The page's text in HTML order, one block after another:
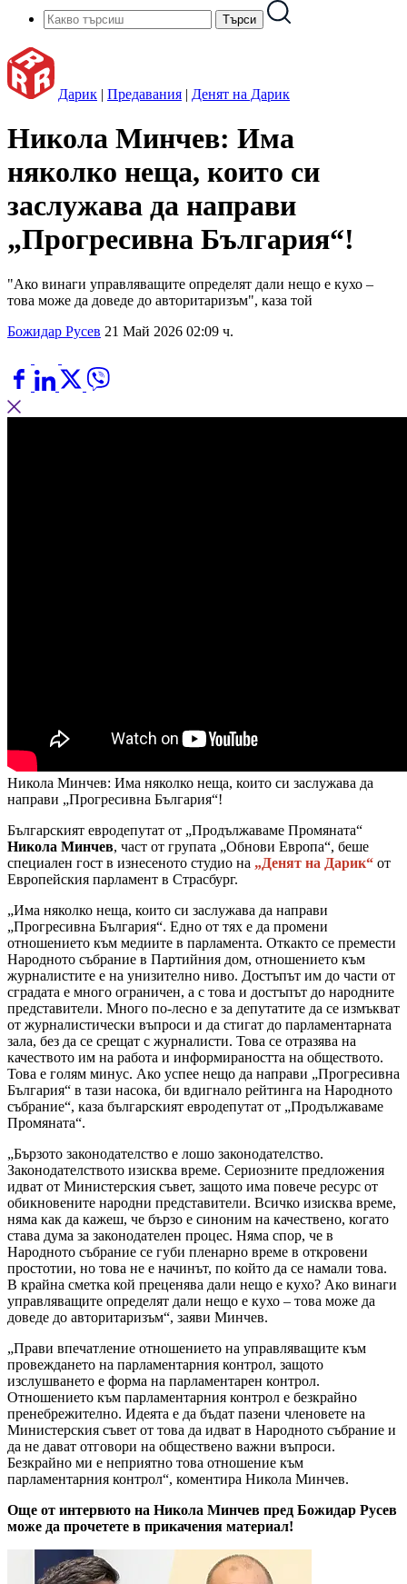
Дарик | Предавания | Денят на Дарик
Никола Минчев: Има
няколко неща, които си
заслужава да направи
„Прогресивна България“!
"Ако винаги управляващите определят дали нещо е кухо –
това може да доведе до авторитаризъм", каза той
Божидар Русев 21 Май 2026 02:09 ч.
Никола Минчев: Има няколко неща, които си заслужава да
направи „Прогресивна България“!
Българският евродепутат от „Продължаваме Промяната“
Никола Минчев, част от групата „Обнови Европа“, беше
специален гост в изнесеното студио на „Денят на Дарик“ от
Европейския парламент в Страсбург.
„Има няколко неща, които си заслужава да направи
„Прогресивна България“. Едно от тях е да промени
отношението към медиите в парламента. Откакто се премести
Народното събрание в Партийния дом, отношението към
журналистите е на унизително ниво. Достъпът им до части от
сградата е много ограничен, а с това и достъпът до народните
представители. Много по-лесно е за депутатите да се измъкват
от журналистически въпроси и да стигат до парламентарната
зала, без да се срещат с журналисти. Това се отразява на
качеството им на работа и информираността на обществото.
Това е голям минус. Ако успее нещо да направи „Прогресивна
България“ в тази насока, би вдигнало рейтинга на Народното
събрание“, каза българският евродепутат от „Продължаваме
Промяната“.
„Бързото законодателство е лошо законодателство.
Законодателството изисква време. Сериозните предложения
идват от Министерския съвет, защото има повече ресурс от
обикновените народни представители. Всичко изисква време,
няма как да кажеш, че бързо е синоним на качествено, когато
става дума за законодателен процес. Няма спор, че в
Народното събрание се губи пленарно време в откровени
простотии, но това не е начинът, по който да се намали това.
В крайна сметка кой преценява дали нещо е кухо? Ако винаги
управляващите определят дали нещо е кухо – това може да
доведе до авторитаризъм“, заяви Минчев.
„Прави впечатление отношението на управляващите към
провеждането на парламентарния контрол, защото
изслушването е форма на парламентарен контрол.
Отношението към парламентарния контрол е безкрайно
пренебрежително. Идеята е да бъдат пазени членовете на
Министерския съвет от това да идват в Народното събрание и
да не дават отговори на обществено важни въпроси.
Безкрайно ми е неприятно това отношение към
парламентарния контрол“, коментира Никола Минчев.
Още от интервюто на Никола Минчев пред Божидар Русев
може да прочетете в прикачения материал!